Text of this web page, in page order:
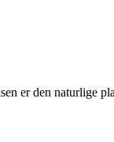
er den naturlige